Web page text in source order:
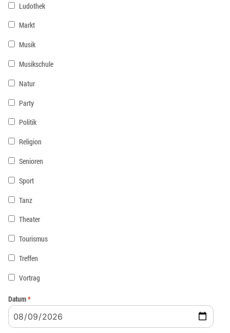
Ludothek
Markt
Musik
Musikschule
Natur
Party
Politik
Religion
Senioren
Sport
Tanz
Theater
Tourismus
Treffen
Vortrag
Datum*